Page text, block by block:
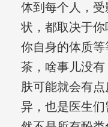
体到每个人，
状，都取决于
你自身的体质
茶，啥事儿没
肤可能就会有
异，也是医生